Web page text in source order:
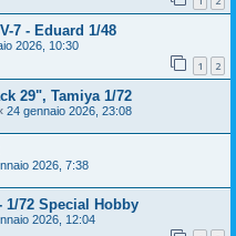
7 - Eduard 1/48
2026, 10:30
1 2
29", Tamiya 1/72
24 gennaio 2026, 23:08
2026, 7:38
1/72 Special Hobby
2026, 12:04